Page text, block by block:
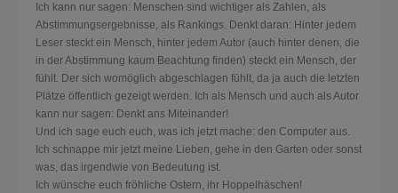
Ich kann nur sagen: Menschen sind wichtiger als Zahlen, als
Abstimmungsergebnisse, als Rankings. Denkt daran: Hinter jedem
Leser steckt ein Mensch, hinter jedem Autor (auch hinter denen, die
in der Abstimmung kaum Beachtung finden) steckt ein Mensch, der
fühlt. Der sich womöglich abgeschlagen fühlt, da ja auch die letzten
Plätze öffentlich gezeigt werden. Ich als Mensch und auch als Autor
kann nur sagen: Denkt ans Miteinander!
Und ich sage euch euch, was ich jetzt mache: den Computer aus.
Ich schnappe mir jetzt meine Lieben, gehe in den Garten oder sonst
was, das irgendwie von Bedeutung ist.
Ich wünsche euch fröhliche Ostern, ihr Hoppelhäschen!